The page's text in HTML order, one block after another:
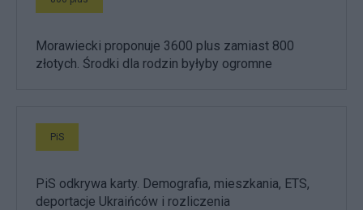
Morawiecki proponuje 3600 plus zamiast 800
złotych. Środki dla rodzin byłyby ogromne
PiS
PiS odkrywa karty. Demografia, mieszkania, ETS,
deportacje Ukraińców i rozliczenia